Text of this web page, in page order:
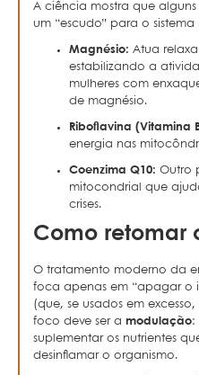
A ciência mostra que
um “escudo” para o sistema
Magnésio: Atua
estabilizando a
mulheres com
de magnésio.
Riboflavina (Vitamina
energia nas
Coenzima Q10: Outro
mitocondrial que
crises.
Como retomar
O tratamento moderno da
foca apenas em “apagar o
(que, se usados em
foco deve ser a modulação:
suplementar os nutrientes
desinflamar o organismo.